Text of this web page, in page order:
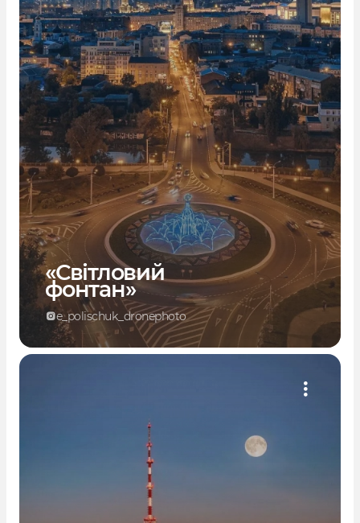
«Світловий
фонтан»
e_polischuk_dronephoto